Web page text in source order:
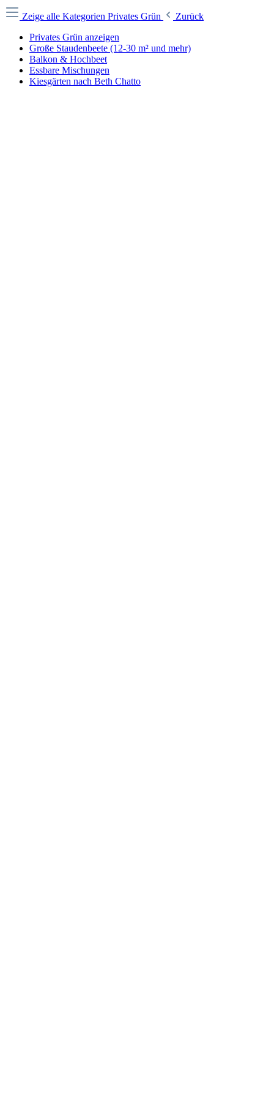
Zeige alle Kategorien Privates Grün
Zurück
Privates Grün anzeigen
Große Staudenbeete (12-30 m² und mehr)
Balkon & Hochbeet
Essbare Mischungen
Kiesgärten nach Beth Chatto